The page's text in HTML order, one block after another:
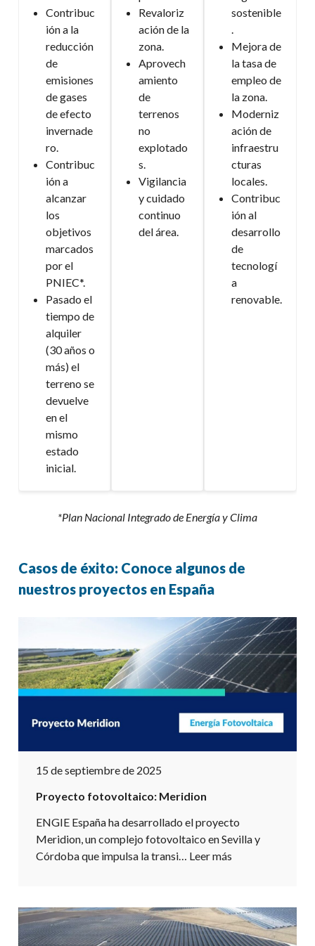
Contribuc
ión a la
reducción
de
emisiones
de gases
de efecto
invernade
ro.
Contribuc
ión a
alcanzar
los
objetivos
marcados
por el
PNIEC*.
Pasado el
tiempo de
alquiler
(30 años o
más) el
terreno se
devuelve
en el
mismo
estado
inicial.
Revaloriz
ación de la
zona.
Aprovech
amiento
de
terrenos
no
explotado
s.
Vigilancia
y cuidado
continuo
del área.
sostenible
.
Mejora de
la tasa de
empleo de
la zona.
Moderniz
ación de
infraestru
cturas
locales.
Contribuc
ión al
desarrollo
de
tecnologí
a
renovable.
*Plan Nacional Integrado de Energía y Clima
Casos de éxito: Conoce algunos de
nuestros proyectos en España
15 de septiembre de 2025
Proyecto fotovoltaico: Meridion
ENGIE España ha desarrollado el proyecto
Meridion, un complejo fotovoltaico en Sevilla y
Córdoba que impulsa la transi… Leer más